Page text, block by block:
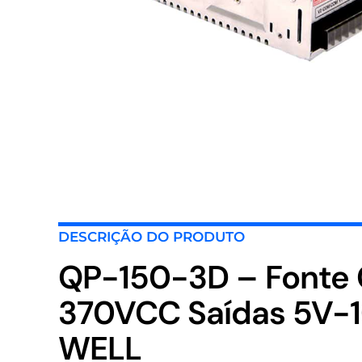
DESCRIÇÃO DO PRODUTO
QP-150-3D – Fonte
370VCC Saídas
WELL